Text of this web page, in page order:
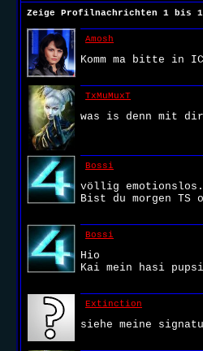
Zeige Profilnachrichten 1 bis
Amosh
Komm ma bitte in
TxMuMuxT
was is denn mit
Bossi
völlig
Bist du morgen TS
Bossi
Hio
Kai mein hasi
Extinction
siehe meine